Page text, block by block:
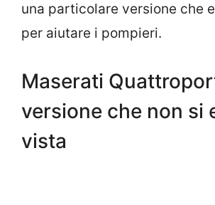
una particolare versione che
per aiutare i pompieri.
Maserati
versione che non si
vista